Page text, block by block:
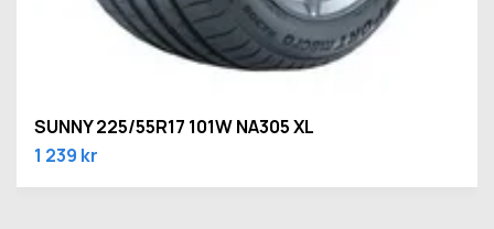
SUNNY 225/55R17 101W NA305 XL
1 239 kr